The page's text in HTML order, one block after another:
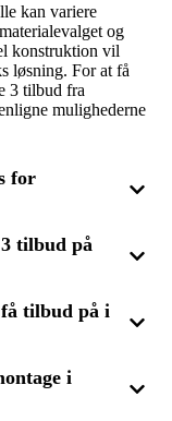
kan variere
og
konstruktion vil
løsning. For at få
3 tilbud fra
mulighederne
for
i Svebølle, bør du
har specialiseret
virksomhed,
tilbud på
starter du
størrelse, materialer
dit projekt. Du
og vælge
tilbud på i
Svebølle,
Hvis du allerede
i